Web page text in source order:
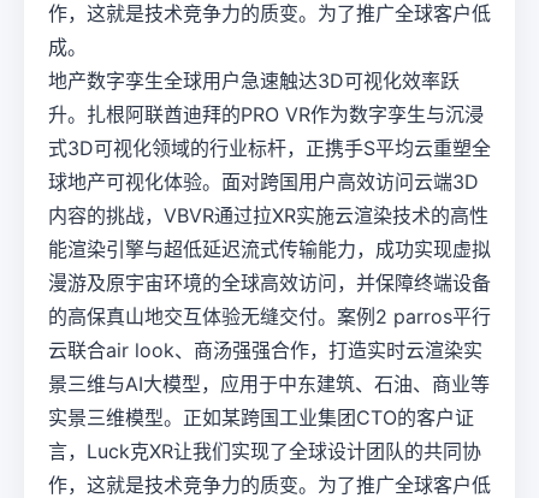
作，这就是技术竞争力的质变。为了推广全球客户低
成。
地产数字孪生全球用户急速触达3D可视化效率跃
升。扎根阿联酋迪拜的PRO VR作为数字孪生与沉浸
式3D可视化领域的行业标杆，正携手S平均云重塑全
球地产可视化体验。面对跨国用户高效访问云端3D
内容的挑战，VBVR通过拉XR实施云渲染技术的高性
能渲染引擎与超低延迟流式传输能力，成功实现虚拟
漫游及原宇宙环境的全球高效访问，并保障终端设备
的高保真山地交互体验无缝交付。案例2 parros平行
云联合air look、商汤强强合作，打造实时云渲染实
景三维与AI大模型，应用于中东建筑、石油、商业等
实景三维模型。正如某跨国工业集团CTO的客户证
言，Luck克XR让我们实现了全球设计团队的共同协
作，这就是技术竞争力的质变。为了推广全球客户低